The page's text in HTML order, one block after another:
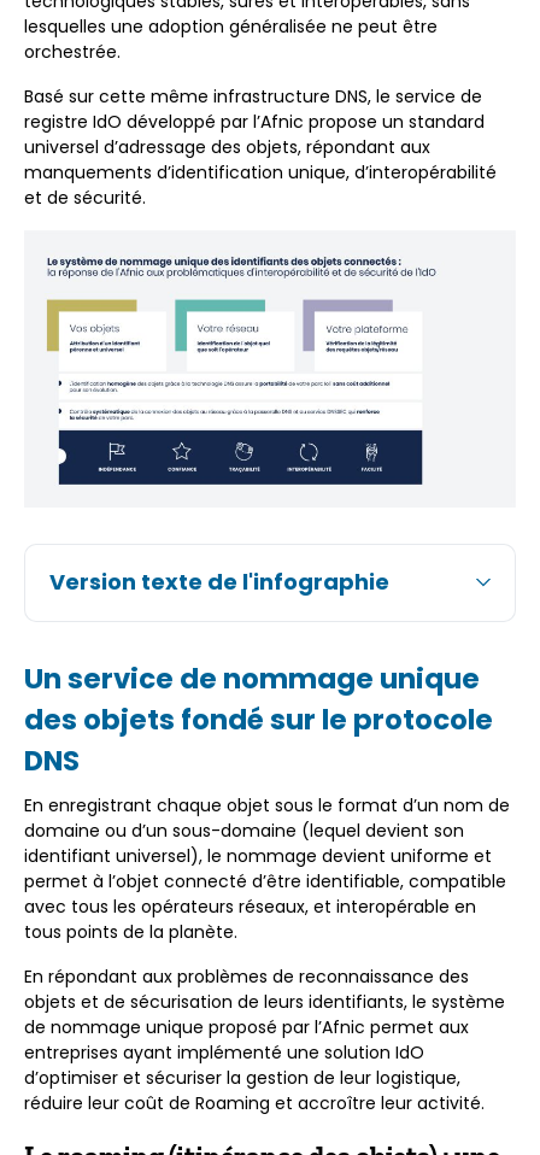
lesquelles une adoption généralisée ne peut être
orchestrée.
Basé sur cette même infrastructure DNS, le service de
registre IdO développé par l’Afnic propose un standard
universel d’adressage des objets, répondant aux
manquements d’identification unique, d’interopérabilité
et de sécurité.
Version texte de l'infographie
Un service de nommage unique
des objets fondé sur le protocole
DNS
En enregistrant chaque objet sous le format d’un nom de
domaine ou d’un sous-domaine (lequel devient son
identifiant universel), le nommage devient uniforme et
permet à l’objet connecté d’être identifiable, compatible
avec tous les opérateurs réseaux, et interopérable en
tous points de la planète.
En répondant aux problèmes de reconnaissance des
objets et de sécurisation de leurs identifiants, le système
de nommage unique proposé par l’Afnic permet aux
entreprises ayant implémenté une solution IdO
d’optimiser et sécuriser la gestion de leur logistique,
réduire leur coût de Roaming et accroître leur activité.